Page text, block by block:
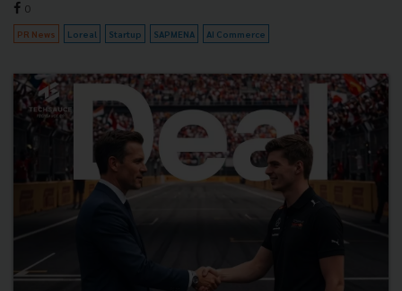
0
PR News Loreal Startup SAPMENA AI Commerce